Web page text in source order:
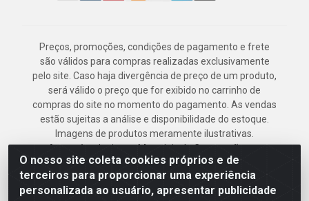
O nosso site coleta cookies próprios e de
terceiros para proporcionar uma experiência
personalizada ao usuário, apresentar publicidade
Preços, promoções, condições de pagamento e frete
são válidos para compras realizadas exclusivamente
pelo site. Caso haja divergência de preço de um produto,
será válido o preço que for exibido no carrinho de
compras do site no momento do pagamento. As vendas
estão sujeitas a análise e disponibilidade do estoque.
Imagens de produtos meramente ilustrativas.
Armazém Jenipapo Materiais de Construção em
Geral LTDA - Rua das Flores, 2691 - Guabiraba,
Recife/PE - CEP 52.291-630 - CNPJ
41.097.379/0001-